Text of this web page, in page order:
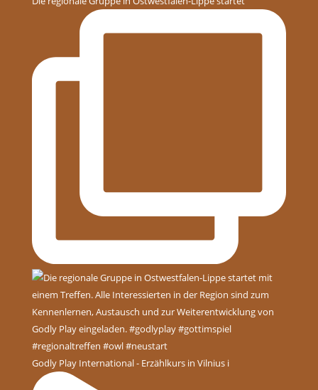
Godly Play International - Erzählkurs in Vilnius i